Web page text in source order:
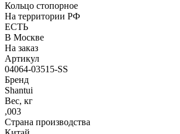
Кольцо стопорное
На территории РФ
ЕСТЬ
В Москве
На заказ
Артикул
04064-03515-SS
Бренд
Shantui
Вес, кг
,003
Страна производства